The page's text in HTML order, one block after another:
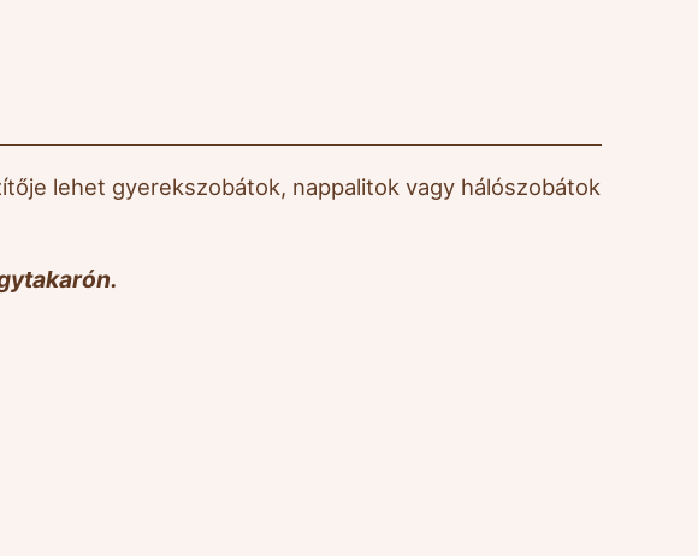
lehet gyerekszobátok, nappalitok vagy hálószobátok